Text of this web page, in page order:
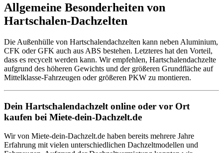
Allgemeine Besonderheiten von
Hartschalen-Dachzelten
Die Außenhülle von Hartschalendachzelten kann neben Aluminium,
CFK oder GFK auch aus ABS bestehen. Letzteres hat den Vorteil,
dass es recycelt werden kann. Wir empfehlen, Hartschalendachzelte
aufgrund des höheren Gewichts und der größeren Grundfläche auf
Mittelklasse-Fahrzeugen oder größeren PKW zu montieren.
Dein Hartschalendachzelt online oder vor Ort
kaufen bei Miete-dein-Dachzelt.de
Wir von Miete-dein-Dachzelt.de haben bereits mehrere Jahre
Erfahrung mit vielen unterschiedlichen Dachzeltmodellen und